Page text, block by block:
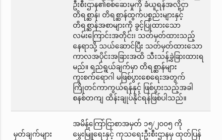
ဦးစီးဌာန၏စစ်ဆေးမှုကို ခံယူရန်အလို့ငှာ
တိရစ္ဆာန်၊ တိရစ္ဆာန်ထွက်ပစ္စည်းများနှင့်
တိရစ္ဆာန်အစာများကို ခွင့်ပြုထားသော
လမ်းကြောင်းအတိုင်း၊ သတ်မှတ်ထားသည့်
နေရာသို့ သယ်ဆောင်ပြီး သတ်မှတ်ထားသော
ကာလအပိုင်းအခြားအထိ သီးသန့်ခွဲခြားထားရ
မည်။ ရည်ရွယ်ချက်မှာ တိရစ္ဆာန်များ
ကူးစက်ရောဂါ မဖြစ်ပွားစေရေးအတွက်
ကြိုတင်ကာကွယ်ရန်နှင့် ဖြစ်ပွားသည့်အခါ
စနစ်တကျ ထိန်းချုပ်နိုင်ရန်ဖြစ်ပါသည်။
မှတ်ချက်များ
အမိန့်ကြော်ငြာစာအမှတ် ၁၅/၂၀၀၅ ကို
မွေးမြူရေးနှင့် ကုသရေးဦးစီးဌာနမှ ထုတ်ပြန်